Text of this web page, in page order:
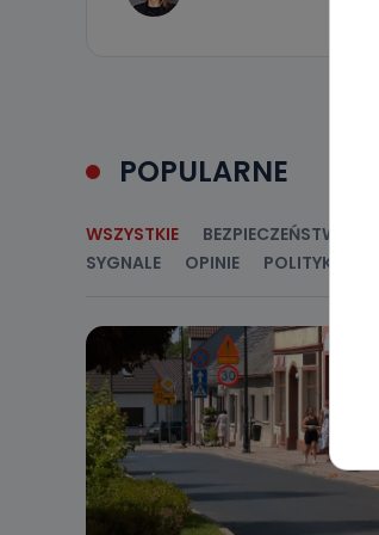
POPULARNE
WSZYSTKIE BEZPIECZEŃSTWO
SYGNALE
OPINIE POLITYKA